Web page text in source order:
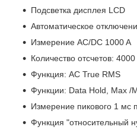
Подсветка дисплея LCD
Автоматическое
Измерение AC/DC 1000 A
Количество отсчетов: 4000
Функция: AC True RMS
Функции: Data Hold, Max /
Измерение пикового 1 мс
Функция "относительный